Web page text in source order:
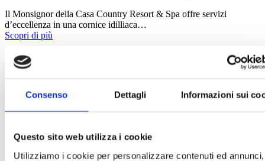
Consenso Dettagli Informazioni sui
Questo sito web utilizza i cookie
Utilizziamo i cookie per personalizzare contenuti ed annunci,
Il Monsignor della Casa Country Resort & Spa offre servizi
d’eccellenza in una cornice idilliaca…
Scopri di più
Il tartufo in cucina - Crostini di tartufi
Ingredienti per 12 crostini: 12 fette di pan carré, 50 gr. di tartufi
bianchi, 50gr.…